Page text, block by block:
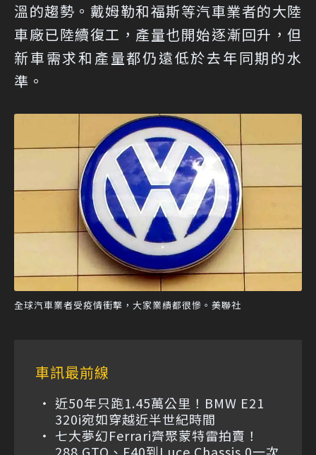
溫的趨勢。戴姆勒和福斯等汽車業者的大陸
車廠已陸續復工，產量也開始逐漸回升，但
新車需求和產量都仍遠低於去年同期的水
準。
全球汽車業者受疫情衝擊，大家業績都很慘。美聯社
車訊最前線
近50年只跑1.45萬公里！BMW E21
320i宛如穿越近半世紀時間
七大夢幻Ferrari齊聚蒙特雷拍賣！
288 GTO、F40到Luce Chassis 0一次